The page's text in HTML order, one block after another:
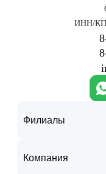
ИНН/
Филиалы
Компания